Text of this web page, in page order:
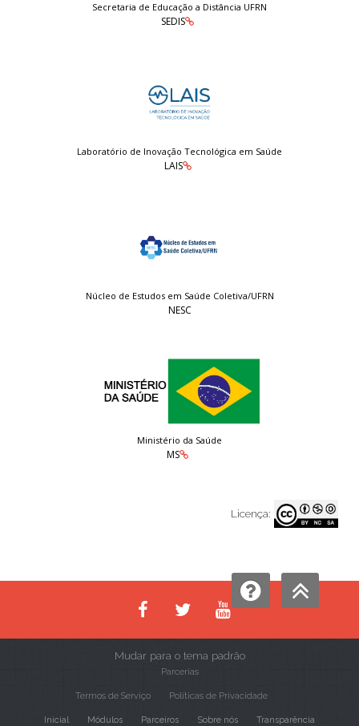
Secretaria de Educação a Distância UFRN
SEDIS
Laboratório de Inovação Tecnológica em Saúde
LAIS
Núcleo de Estudos em Saúde Coletiva/UFRN
NESC
Ministério da Saúde
MS
Licença:
Mudar para o tema padrão
Parcerias
Termos de Serviço Políticas de Privacidade
Inicial Módulos Parceiros Sobre nós Transparência